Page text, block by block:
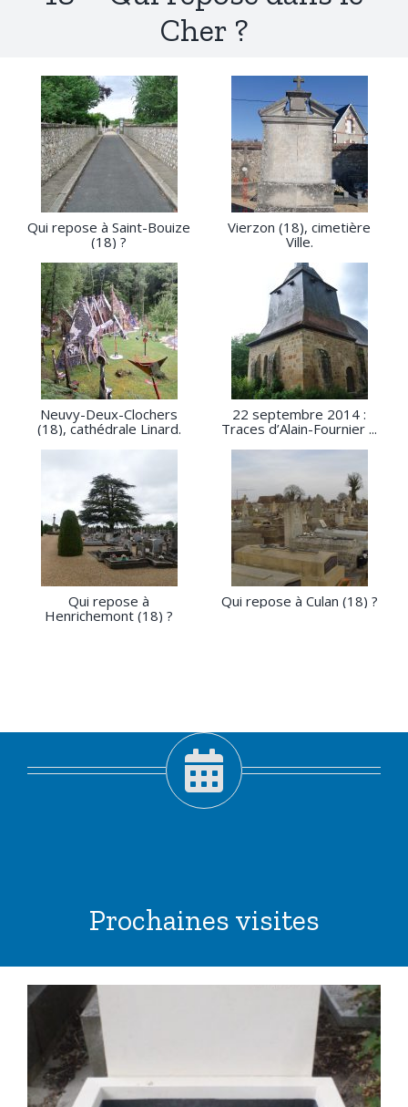
Cher ?
Qui repose à Saint-Bouize
(18) ?
Vierzon (18), cimetière
Ville.
Neuvy-Deux-Clochers
(18), cathédrale Linard.
22 septembre 2014 :
Traces d’Alain-Fournier ...
Qui repose à
Henrichemont (18) ?
Qui repose à Culan (18) ?
Prochaines visites